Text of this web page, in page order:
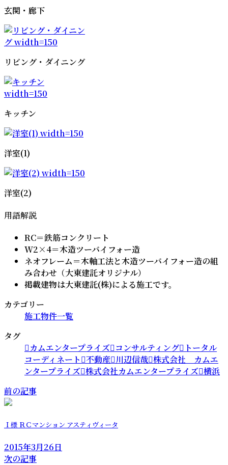
玄関・廊下
リビング・ダイニング
キッチン
洋室(1)
洋室(2)
用語解説
RC＝鉄筋コンクリート
W2×4＝木造ツーバイフォー造
ネオフレーム＝木軸工法と木造ツーバイフォー造の組
み合わせ（大東建託オリジナル）
掲載建物は大東建託(株)による施工です。
カテゴリー
施工物件一覧
タグ
カムエンタープライズ コンサルティング
トータル
コーディネート 不動産 川辺信哉 株式会社 カムエ
ンタープライズ 株式会社カムエンタープライズ 横浜
前の記事
Ｉ様 ＲＣマンション アスティヴィータ
2015年3月26日
次の記事